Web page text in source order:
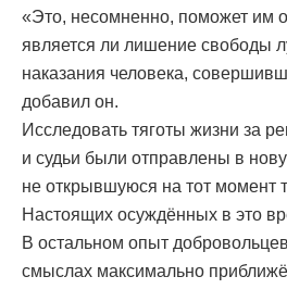
«Это, несомненно, поможет им
является ли лишение свободы
наказания человека,
добавил он.
Исследовать тяготы жизни за
и судьи были отправлены в
не открывшуюся на тот момент
Настоящих осуждённых в это
В остальном опыт
смыслах максимально